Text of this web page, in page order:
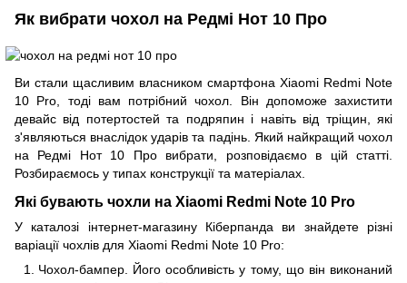
Як вибрати чохол на Редмі Нот 10 Про
Ви стали щасливим власником смартфона Xiaomi Redmi Note
10 Pro, тоді вам потрібний чохол. Він допоможе захистити
девайс від потертостей та подряпин і навіть від тріщин, які
з'являються внаслідок ударів та падінь. Який найкращий чохол
на Редмі Нот 10 Про вибрати, розповідаємо в цій статті.
Розбираємось у типах конструкції та матеріалах.
Які бувають чохли на Xiaomi Redmi Note 10 Pro
У каталозі інтернет-магазину Кіберпанда ви знайдете різні
варіації чохлів для Xiaomi Redmi Note 10 Pro:
Чохол-бампер. Його особливість у тому, що він виконаний